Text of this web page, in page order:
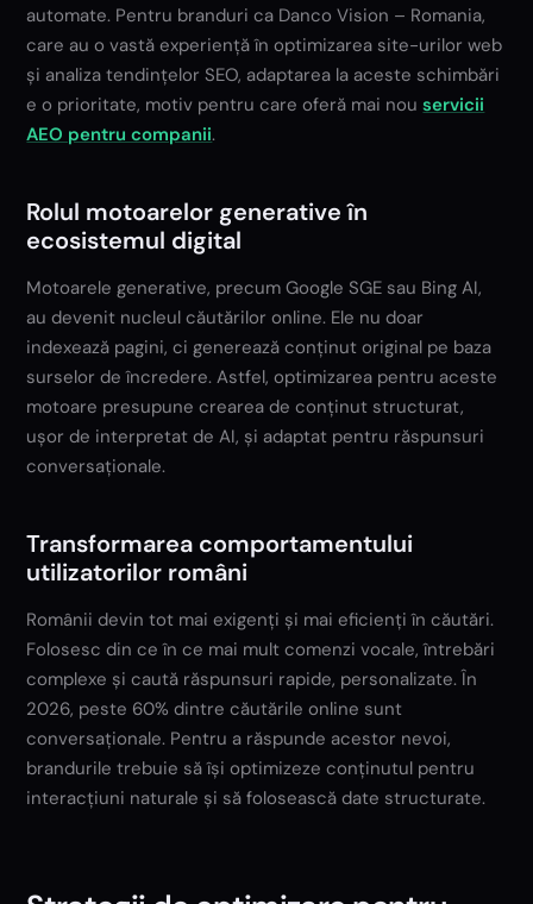
automate. Pentru branduri ca Danco Vision – Romania,
care au o vastă experiență în optimizarea site-urilor web
și analiza tendințelor SEO, adaptarea la aceste schimbări
e o prioritate, motiv pentru care oferă mai nouservicii
AEO pentru companii.
Rolul motoarelor generative în
ecosistemul digital
Motoarele generative, precum Google SGE sau Bing AI,
au devenit nucleul căutărilor online. Ele nu doar
indexează pagini, ci generează conținut original pe baza
surselor de încredere. Astfel, optimizarea pentru aceste
motoare presupune crearea de conținut structurat,
ușor de interpretat de AI, și adaptat pentru răspunsuri
conversaționale.
Transformarea comportamentului
utilizatorilor români
Românii devin tot mai exigenți și mai eficienți în căutări.
Folosesc din ce în ce mai mult comenzi vocale, întrebări
complexe și caută răspunsuri rapide, personalizate. În
2026, peste 60% dintre căutările online sunt
conversaționale. Pentru a răspunde acestor nevoi,
brandurile trebuie să își optimizeze conținutul pentru
interacțiuni naturale și să folosească date structurate.